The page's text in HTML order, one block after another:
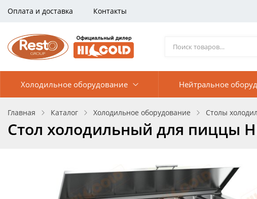
Оплата и доставка Контакты
Холодильное оборудование Нейтральное
Главная Каталог Холодильное оборудование Столы
Стол холодильный для пиццы